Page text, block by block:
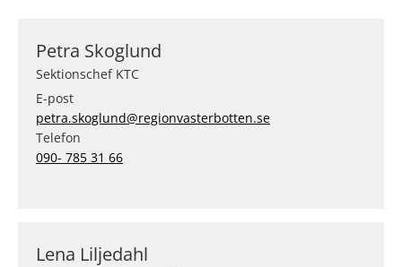
Petra Skoglund
Sektionschef KTC
E-post
petra.skoglund@regionvasterbotten.se
Telefon
090- 785 31 66
Lena Liljedahl